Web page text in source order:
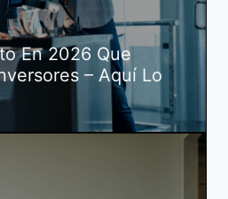
En 2026 Que
– Aquí Lo